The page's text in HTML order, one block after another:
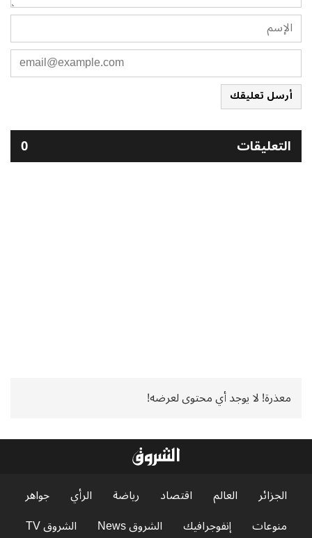
أرسل تعليقك
التعليقات 0
معذرة! لا يوجد أي محتوى لعرضه!
الجزائر العالم اقتصاد رياضة الرأي
جواهر
منوعات
إنفوجرافيك الشروق News الشروق TV